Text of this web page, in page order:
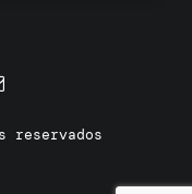
reservados